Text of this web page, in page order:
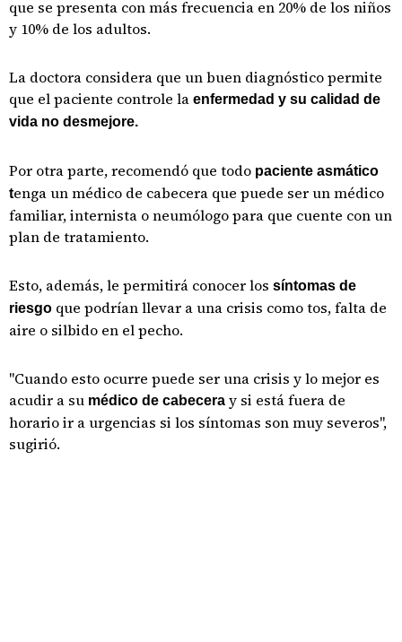
que se presenta con más frecuencia en 20% de los niños
y 10% de los adultos.
La doctora considera que un buen diagnóstico permite
que el paciente controle la enfermedad y su calidad de
vida no desmejore.
Por otra parte, recomendó que todo paciente asmático
tenga un médico de cabecera que puede ser un médico
familiar, internista o neumólogo para que cuente con un
plan de tratamiento.
Esto, además, le permitirá conocer los síntomas de
riesgo que podrían llevar a una crisis como tos, falta de
aire o silbido en el pecho.
"Cuando esto ocurre puede ser una crisis y lo mejor es
acudir a su médico de cabecera y si está fuera de
horario ir a urgencias si los síntomas son muy severos",
sugirió.